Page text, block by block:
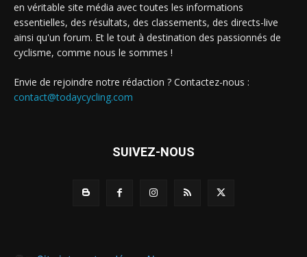
en véritable site média avec toutes les informations
essentielles, des résultats, des classements, des directs-live
ainsi qu'un forum. Et le tout à destination des passionnés de
cyclisme, comme nous le sommes !
Envie de rejoindre notre rédaction ? Contactez-nous :
contact@todaycycling.com
SUIVEZ-NOUS